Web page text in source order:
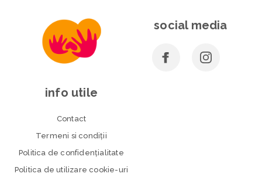
social media
info utile
Contact
Termeni si condiţii
Politica de confidenţialitate
Politica de utilizare cookie-uri